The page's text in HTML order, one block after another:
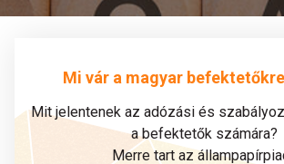
Mi vár a magyar
Mit jelentenek az adózási és
a befektetők számára?
Merre tart az